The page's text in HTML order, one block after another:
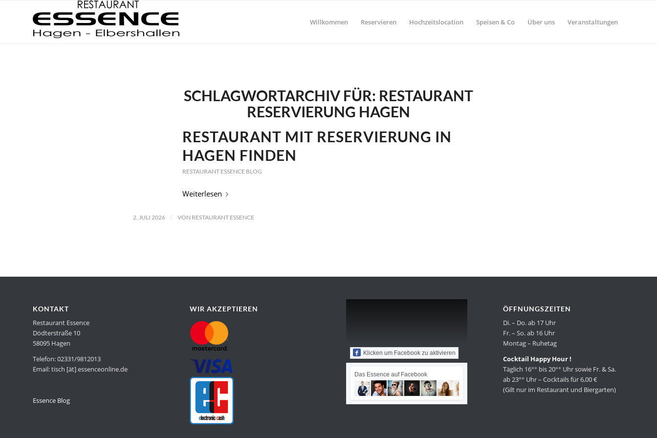
Willkommen Reservieren Hochzeitslocation Speisen & Co Über uns Veranstaltungen
SCHLAGWORTARCHIV FÜR: RESTAURANT
RESERVIERUNG HAGEN
RESTAURANT MIT RESERVIERUNG IN
HAGEN FINDEN
RESTAURANT ESSENCE BLOG
Weiterlesen
2. JULI 2026 / VON RESTAURANT ESSENCE
KONTAKT
Restaurant Essence
Dödterstraße 10
58095 Hagen
Telefon: 02331/9812013
Email: tisch [ät] essenceonline.de
Essence Blog
WIR AKZEPTIEREN
Klicken um Facebook zu aktivieren
Das Essence auf Facebook
ÖFFNUNGSZEITEN
Di. – Do. ab 17 Uhr
Fr. – So. ab 16 Uhr
Montag – Ruhetag
Cocktail Happy Hour !
Täglich 16°° bis 20°° Uhr sowie Fr. & Sa.
ab 23°° Uhr – Cocktails für 6,00 €
(Gilt nur im Restaurant und Biergarten)